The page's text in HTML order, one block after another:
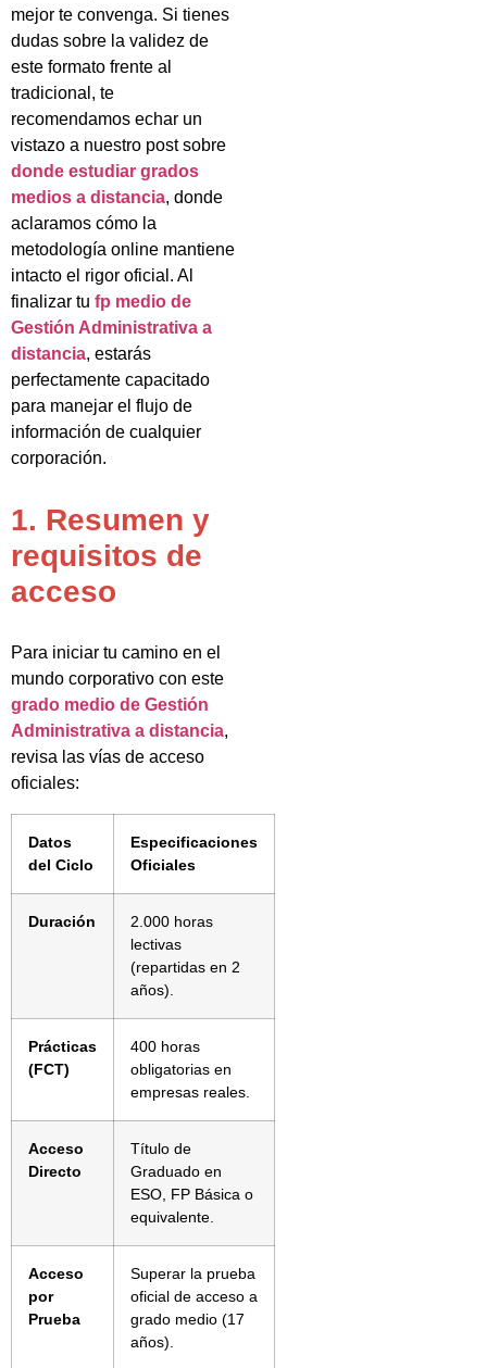
mejor te convenga. Si tienes
dudas sobre la validez de
este formato frente al
tradicional, te
recomendamos echar un
vistazo a nuestro post sobre
donde estudiar grados
medios a distancia, donde
aclaramos cómo la
metodología online mantiene
intacto el rigor oficial. Al
finalizar tu fp medio de
Gestión Administrativa a
distancia, estarás
perfectamente capacitado
para manejar el flujo de
información de cualquier
corporación.
1. Resumen y
requisitos de
acceso
Para iniciar tu camino en el
mundo corporativo con este
grado medio de Gestión
Administrativa a distancia,
revisa las vías de acceso
oficiales:
Datos
del Ciclo
Especificaciones
Oficiales
Duración
2.000 horas
lectivas
(repartidas en 2
años).
Prácticas
(FCT)
400 horas
obligatorias en
empresas reales.
Acceso
Directo
Título de
Graduado en
ESO, FP Básica o
equivalente.
Acceso
por
Prueba
Superar la prueba
oficial de acceso a
grado medio (17
años).